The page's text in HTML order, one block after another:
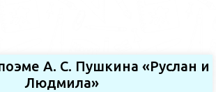
А. С. Пушкина «Руслан и
Людмила»